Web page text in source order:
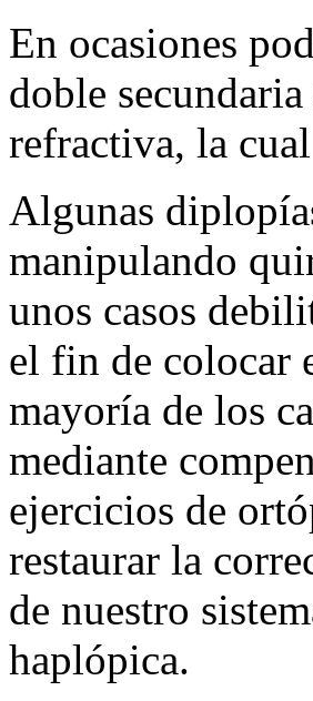
En ocasiones
doble
refractiva, la
Algunas
manipulando
unos casos
el fin de colocar
mayoría de los
mediante
ejercicios de
restaurar la
de nuestro
haplópica.